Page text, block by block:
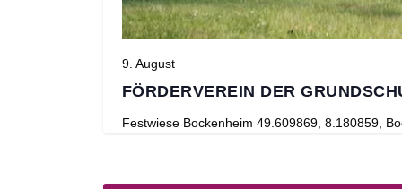
FÖRDERVEREIN DER
9. August
Festwiese Bockenheim 49.609869, 8.180859,